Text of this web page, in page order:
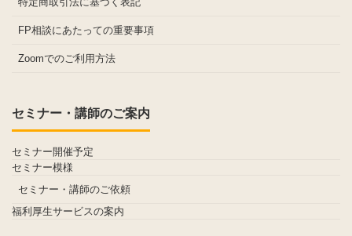
FP相談にあたっての重要事項
Zoomでのご利用方法
セミナー・講師のご案内
セミナー開催予定
セミナー模様
セミナー・講師のご依頼
福利厚生サービスの案内